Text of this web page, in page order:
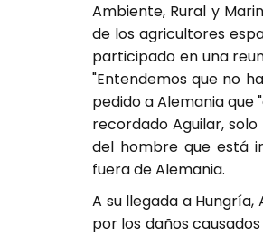
Ambiente, Rural y
de los agricultores
participado en una
"Entendemos que no
pedido a Alemania que
recordado Aguilar,
del hombre que está
fuera de Alemania.
A su llegada a
por los daños